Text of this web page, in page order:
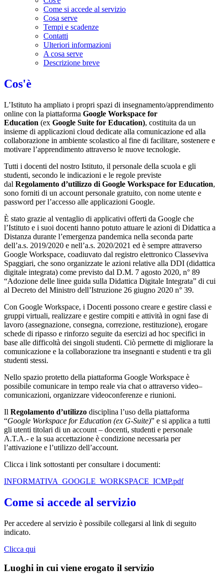
Come si accede al servizio
Cosa serve
Tempi e scadenze
Contatti
Ulteriori informazioni
A cosa serve
Descrizione breve
Cos'è
L’Istituto ha ampliato i propri spazi di insegnamento/apprendimento
online con la piattaforma Google Workspace for
Education (ex Google Suite for Education), costituita da un
insieme di applicazioni cloud dedicate alla comunicazione ed alla
collaborazione in ambiente scolastico al fine di facilitare, sostenere e
motivare l’apprendimento attraverso le nuove tecnologie.
Tutti i docenti del nostro Istituto, il personale della scuola e gli
studenti, secondo le indicazioni e le regole previste
dal Regolamento d’utilizzo di Google Workspace for Education,
sono forniti di un account personale gratuito, con nome utente e
password per l’accesso alle applicazioni Google.
È stato grazie al ventaglio di applicativi offerti da Google che
l’Istituto e i suoi docenti hanno potuto attuare le azioni di Didattica a
Distanza durante l’emergenza pandemica nella seconda parte
dell’a.s. 2019/2020 e nell’a.s. 2020/2021 ed è sempre attraverso
Google Workspace, coadiuvato dal registro elettronico Classeviva
Spaggiari, che sono organizzate le azioni relative alla DDI (didattica
digitale integrata) come previsto dal D.M. 7 agosto 2020, n° 89
“Adozione delle linee guida sulla Didattica Digitale Integrata” di cui
al Decreto del Ministro dell’Istruzione 26 giugno 2020 n° 39.
Con Google Workspace, i Docenti possono creare e gestire classi e
gruppi virtuali, realizzare e gestire compiti e attività in ogni fase di
lavoro (assegnazione, consegna, correzione, restituzione), erogare
schede di ripasso e rinforzo seguite da esercizi ad hoc specifici in
base alle difficoltà dei singoli studenti. Ciò permette di migliorare la
comunicazione e la collaborazione tra insegnanti e studenti e tra gli
studenti stessi.
Nello spazio protetto della piattaforma Google Workspace è
possibile comunicare in tempo reale via chat o attraverso video–
comunicazioni, organizzare videoconferenze e riunioni.
Il Regolamento d’utilizzo disciplina l’uso della piattaforma
“Google Workspace for Education (ex G-Suite)” e si applica a tutti
gli utenti titolari di un account – docenti, studenti e personale
A.T.A.- e la sua accettazione è condizione necessaria per
l’attivazione e l’utilizzo dell’account.
Clicca i link sottostanti per consultare i documenti:
INFORMATIVA_GOOGLE_WORKSPACE_ICMP.pdf
Come si accede al servizio
Per accedere al servizio è possibile collegarsi al link di seguito
indicato.
Clicca qui
Luoghi in cui viene erogato il servizio